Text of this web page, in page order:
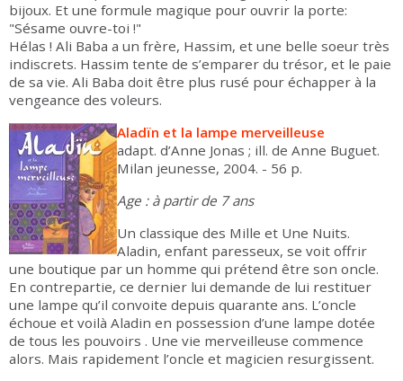
bijoux. Et une formule magique pour ouvrir la porte:
"Sésame ouvre-toi !"
Hélas ! Ali Baba a un frère, Hassim, et une belle soeur très
indiscrets. Hassim tente de s’emparer du trésor, et le paie
de sa vie. Ali Baba doit être plus rusé pour échapper à la
vengeance des voleurs.
Aladïn et la lampe merveilleuse
adapt. d’Anne Jonas ; ill. de Anne Buguet.
Milan jeunesse, 2004. - 56 p.
Age : à partir de 7 ans
Un classique des Mille et Une Nuits.
Aladin, enfant paresseux, se voit offrir
une boutique par un homme qui prétend être son oncle.
En contrepartie, ce dernier lui demande de lui restituer
une lampe qu’il convoite depuis quarante ans. L’oncle
échoue et voilà Aladin en possession d’une lampe dotée
de tous les pouvoirs . Une vie merveilleuse commence
alors. Mais rapidement l’oncle et magicien resurgissent.